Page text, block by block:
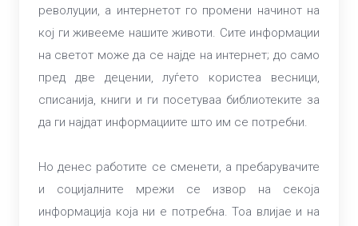
револуции, а интернетот го промени начинот на
кој ги живееме нашите животи. Сите информации
на светот може да се најде на интернет; до само
пред две децении, луѓето користеа весници,
списанија, книги и ги посетуваа библиотеките за
да ги најдат информациите што им се потребни.
Но денес работите се сменети, а пребарувачите
и социјалните мрежи се извор на секоја
информација која ни е потребна. Тоа влијае и на